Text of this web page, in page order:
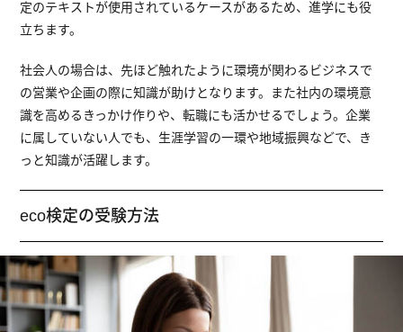
定のテキストが使用されているケースがあるため、進学にも役
立ちます。
社会人の場合は、先ほど触れたように環境が関わるビジネスで
の営業や企画の際に知識が助けとなります。また社内の環境意
識を高めるきっかけ作りや、転職にも活かせるでしょう。企業
に属していない人でも、生涯学習の一環や地域振興などで、き
っと知識が活躍します。
eco検定の受験方法